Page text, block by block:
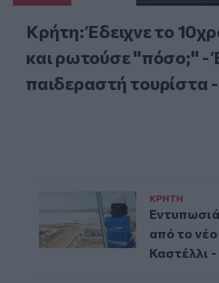
Κρήτη: Έδειχνε το
και ρωτούσε "πόσο;" -
παιδεραστή τουρίστα -
ΚΡΗΤΗ
από το
Καστέλλι -